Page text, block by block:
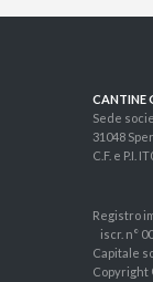
CANTINE
Sede
31048
C.F. e P.I.
Registro
iscr. n°
Capitale
Copyright